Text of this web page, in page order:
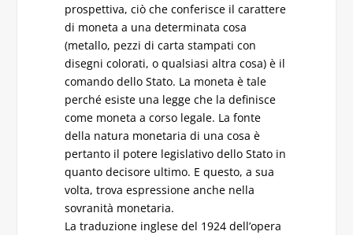
prospettiva, ciò che conferisce il carattere
di moneta a una determinata cosa
(metallo, pezzi di carta stampati con
disegni colorati, o qualsiasi altra cosa) è il
comando dello Stato. La moneta è tale
perché esiste una legge che la definisce
come moneta a corso legale. La fonte
della natura monetaria di una cosa è
pertanto il potere legislativo dello Stato in
quanto decisore ultimo. E questo, a sua
volta, trova espressione anche nella
sovranità monetaria.
La traduzione inglese del 1924 dell’opera